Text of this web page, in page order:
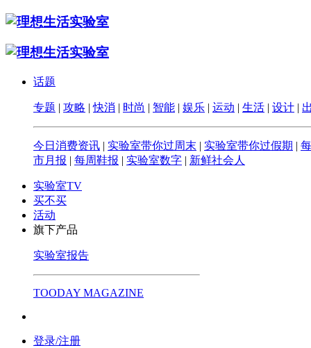
话题
专题 | 攻略 | 快消 | 时尚 | 智能 | 娱乐 | 运动 | 生活 | 设计 |
今日消费资讯 | 实验室带你过周末 | 实验室带你过假期 |
市月报 | 每周鞋报 | 实验室数字 | 新鲜社会人
实验室TV
买不买
活动
旗下产品
实验室报告
TOODAY MAGAZINE
登录/注册